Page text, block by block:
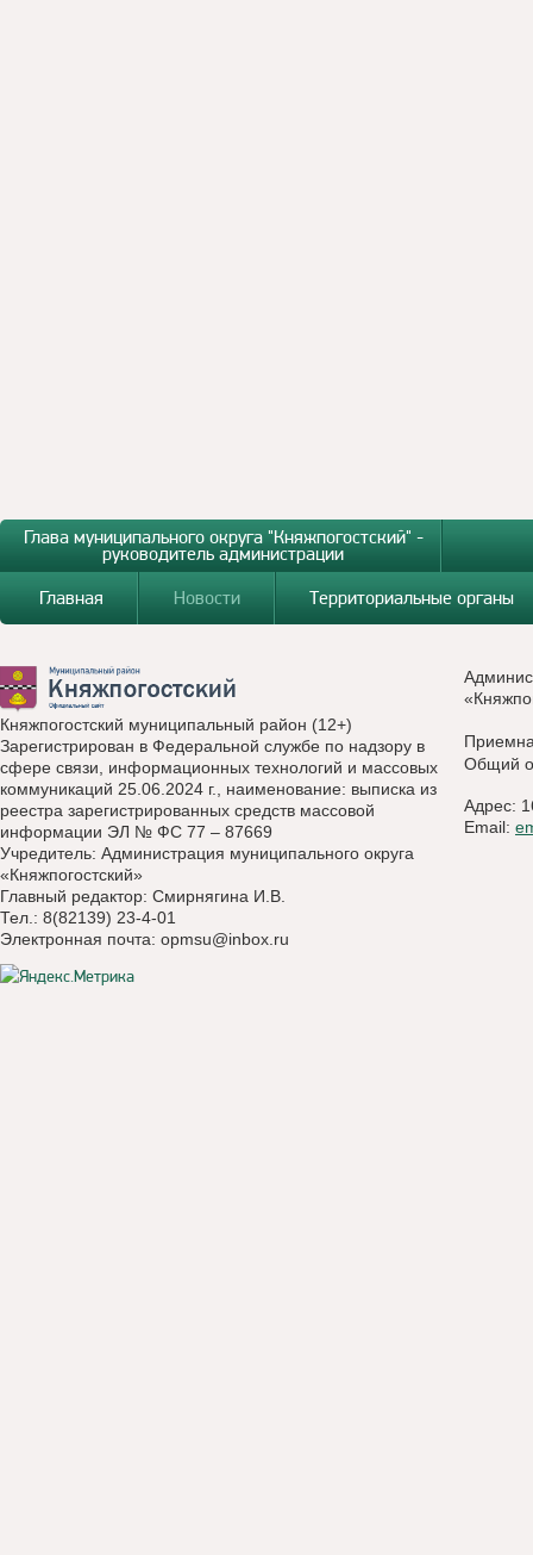
Глава муниципального округа "Княжпогостский" -
руководитель администрации
Главная
Новости Территориальные органы
Княжпогостский муниципальный район (12+)
Зарегистрирован в Федеральной службе по надзору в
сфере связи, информационных технологий и массовых
коммуникаций 25.06.2024 г., наименование: выписка из
реестра зарегистрированных средств массовой
информации ЭЛ № ФС 77 – 87669
Учредитель: Администрация муниципального округа
«Княжпогостский»
Главный редактор: Смирнягина И.В.
Тел.: 8(82139) 23-4-01
Электронная почта: opmsu@inbox.ru
Общий
Адрес:
Email: